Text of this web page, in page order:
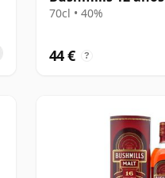
70cl • 40%
44 € ?